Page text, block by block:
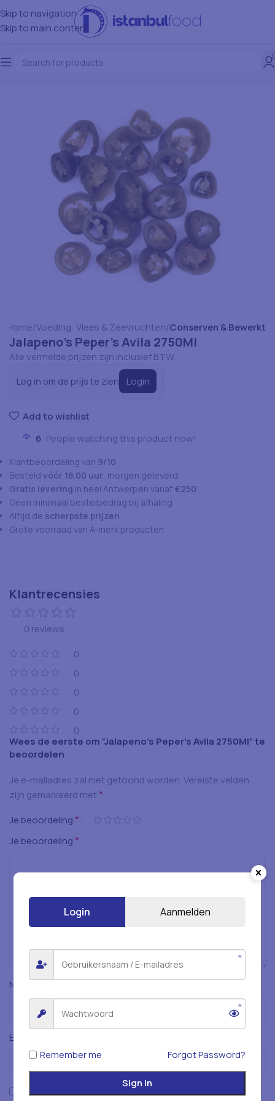
Skip to navigation
Skip to main content
Home Voeding: Vlees & Zeevruchten Conserven & Bewerkt
Jalapeno’s Peper’s Avila 2750Ml
Alle vermelde prijzen zijn inclusief BTW.
Log in om de prijs te zien Login
Add to wishlist
6 People watching this product now!
Klantbeoordeling van 9/10
Besteld vóór 18.00 uur, morgen geleverd
Gratis levering in heel Antwerpen vanaf €250
Geen minimaal bestelbedrag bij afhaling
Altijd de scherpste prijzen
Grote voorraad van A-merk producten
Klantrecensies
0 reviews
0
0
0
0
0
Wees de eerste om “Jalapeno’s Peper’s Avila 2750Ml” te
beoordelen
Je e-mailadres zal niet getoond worden.Vereiste velden
zijn gemarkeerd met *
Je beoordeling *
Je beoordeling *
Naam *
E-mail
Mijn naam, e-mailadres en website opslaan in deze
Login Aanmelden
Remember me Forgot Password?
Sign in